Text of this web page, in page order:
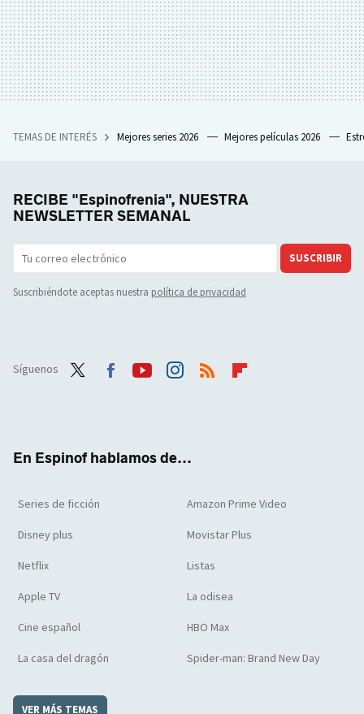
TEMAS DE INTERÉS Mejores series 2026 Mejores películas 2026
RECIBE "Espinofrenia", NUESTRA
NEWSLETTER SEMANAL
SUSCRIBIR
Suscribiéndote aceptas nuestra política de privacidad
Síguenos
En Espinof hablamos de...
Series de ficción Amazon Prime Video
Disney plus Movistar Plus
Netflix Listas
Apple TV La odisea
Cine español HBO Max
La casa del dragón Spider-man: Brand New Day
VER MÁS TEMAS